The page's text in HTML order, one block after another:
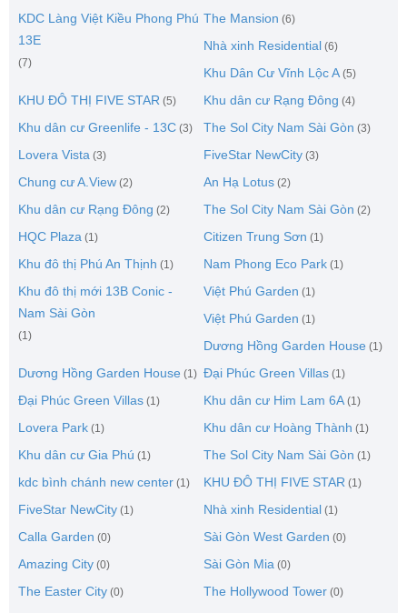
KDC Làng Việt Kiều Phong Phú
13E
(7)
The Mansion (6)
Nhà xinh Residential (6)
Khu Dân Cư Vĩnh Lộc A (5)
KHU ĐÔ THỊ FIVE STAR (5) Khu dân cư Rạng Đông (4)
Khu dân cư Greenlife - 13C (3) The Sol City Nam Sài Gòn (3)
Lovera Vista (3) FiveStar NewCity (3)
Chung cư A.View (2) An Hạ Lotus (2)
Khu dân cư Rạng Đông (2) The Sol City Nam Sài Gòn (2)
HQC Plaza (1) Citizen Trung Sơn (1)
Khu đô thị Phú An Thịnh (1) Nam Phong Eco Park (1)
Khu đô thị mới 13B Conic -
Nam Sài Gòn
(1)
Việt Phú Garden (1)
Việt Phú Garden (1)
Dương Hồng Garden House (1)
Dương Hồng Garden House (1) Đại Phúc Green Villas (1)
Đại Phúc Green Villas (1) Khu dân cư Him Lam 6A (1)
Lovera Park (1) Khu dân cư Hoàng Thành (1)
Khu dân cư Gia Phú (1) The Sol City Nam Sài Gòn (1)
kdc bình chánh new center (1) KHU ĐÔ THỊ FIVE STAR (1)
FiveStar NewCity (1) Nhà xinh Residential (1)
Calla Garden (0) Sài Gòn West Garden (0)
Amazing City (0) Sài Gòn Mia (0)
The Easter City (0) The Hollywood Tower (0)